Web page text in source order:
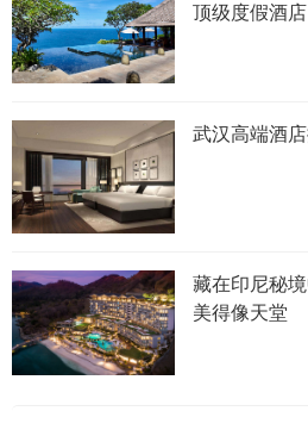
顶级度假酒店
武汉高端酒
藏在印尼秘
美得像天堂